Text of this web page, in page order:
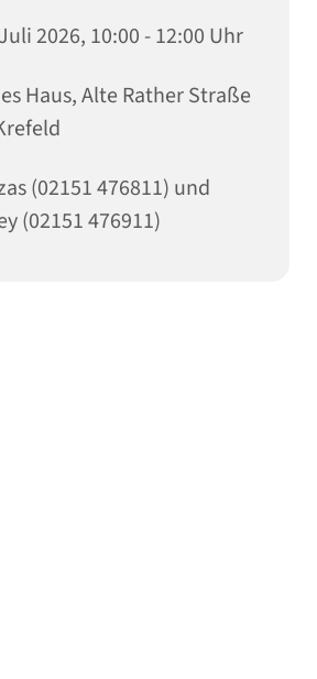
2026, 10:00 - 12:00 Uhr
Haus, Alte Rather Straße
(02151 476811) und
(02151 476911)